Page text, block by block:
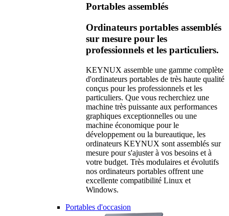
Portables assemblés
Ordinateurs portables assemblés
sur mesure pour les
professionnels et les particuliers.
KEYNUX assemble une gamme complète
d'ordinateurs portables de très haute qualité
conçus pour les professionnels et les
particuliers. Que vous recherchiez une
machine très puissante aux performances
graphiques exceptionnelles ou une
machine économique pour le
développement ou la bureautique, les
ordinateurs KEYNUX sont assemblés sur
mesure pour s'ajuster à vos besoins et à
votre budget. Très modulaires et évolutifs
nos ordinateurs portables offrent une
excellente compatibilité Linux et
Windows.
Portables d'occasion